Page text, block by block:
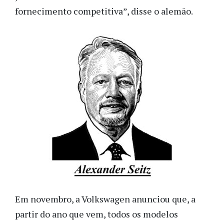
fornecimento competitiva”, disse o alemão.
Em novembro, a Volkswagen anunciou que, a
partir do ano que vem, todos os modelos